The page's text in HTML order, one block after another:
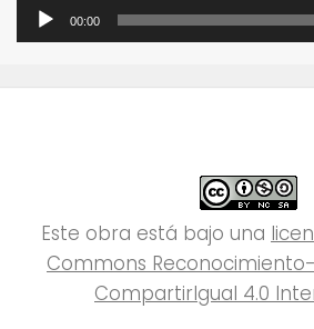
00:00
Este obra está bajo una
Commons
CompartirIgual 4.0